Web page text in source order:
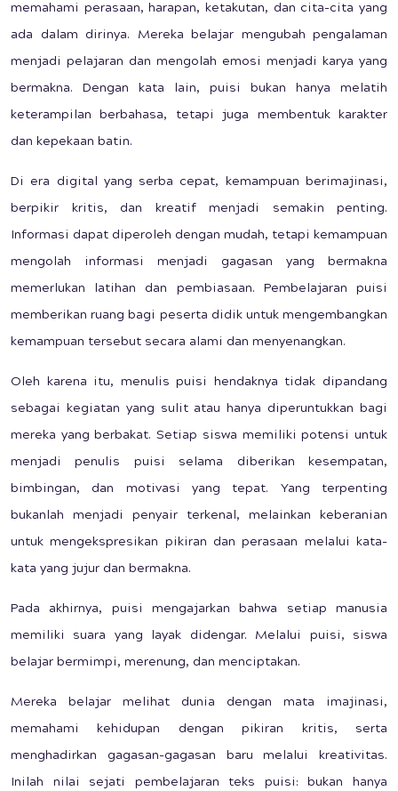
memahami perasaan, harapan, ketakutan, dan cita-cita yang
ada dalam dirinya. Mereka belajar mengubah pengalaman
menjadi pelajaran dan mengolah emosi menjadi karya yang
bermakna. Dengan kata lain, puisi bukan hanya melatih
keterampilan berbahasa, tetapi juga membentuk karakter
dan kepekaan batin.
Di era digital yang serba cepat, kemampuan berimajinasi,
berpikir kritis, dan kreatif menjadi semakin penting.
Informasi dapat diperoleh dengan mudah, tetapi kemampuan
mengolah informasi menjadi gagasan yang bermakna
memerlukan latihan dan pembiasaan. Pembelajaran puisi
memberikan ruang bagi peserta didik untuk mengembangkan
kemampuan tersebut secara alami dan menyenangkan.
Oleh karena itu, menulis puisi hendaknya tidak dipandang
sebagai kegiatan yang sulit atau hanya diperuntukkan bagi
mereka yang berbakat. Setiap siswa memiliki potensi untuk
menjadi penulis puisi selama diberikan kesempatan,
bimbingan, dan motivasi yang tepat. Yang terpenting
bukanlah menjadi penyair terkenal, melainkan keberanian
untuk mengekspresikan pikiran dan perasaan melalui kata-
kata yang jujur dan bermakna.
Pada akhirnya, puisi mengajarkan bahwa setiap manusia
memiliki suara yang layak didengar. Melalui puisi, siswa
belajar bermimpi, merenung, dan menciptakan.
Mereka belajar melihat dunia dengan mata imajinasi,
memahami kehidupan dengan pikiran kritis, serta
menghadirkan gagasan-gagasan baru melalui kreativitas.
Inilah nilai sejati pembelajaran teks puisi: bukan hanya